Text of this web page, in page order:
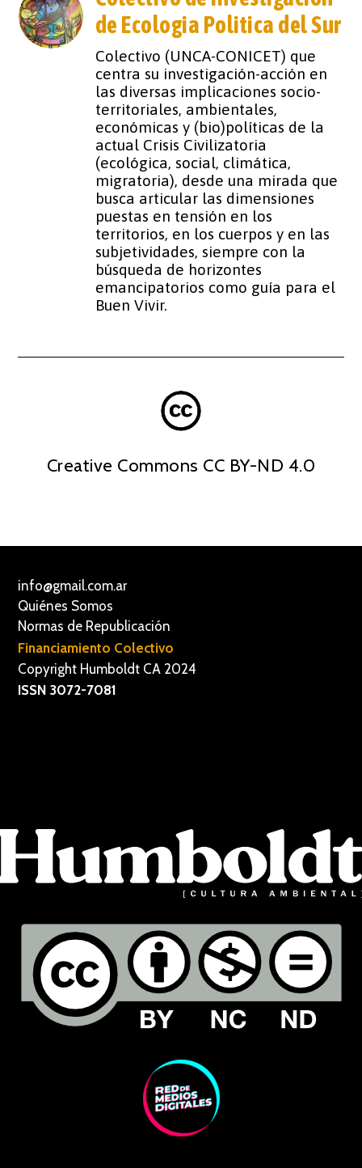
de Ecologia Politica del Sur
Colectivo (UNCA-CONICET) que
centra su investigación-acción en
las diversas implicaciones socio-
territoriales, ambientales,
económicas y (bio)políticas de la
actual Crisis Civilizatoria
(ecológica, social, climática,
migratoria), desde una mirada que
busca articular las dimensiones
puestas en tensión en los
territorios, en los cuerpos y en las
subjetividades, siempre con la
búsqueda de horizontes
emancipatorios como guía para el
Buen Vivir.
Creative Commons CC BY-ND 4.0
info@gmail.com.ar
Quiénes Somos
Normas de Republicación
Financiamiento Colectivo
Copyright Humboldt CA 2024
ISSN 3072-7081